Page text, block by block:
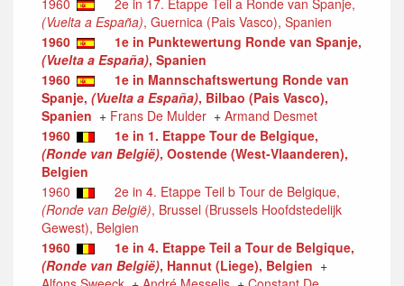
(Vuelta a España), Guernica (Pais Vasco), Spanien
1960
1e in Punktewertung Ronde van Spanje,
(Vuelta a España), Spanien
1960
1e in Mannschaftswertung Ronde van
Spanje, (Vuelta a España), Bilbao (Pais Vasco),
Spanien + Frans De Mulder + Armand Desmet
1960
1e in 1. Etappe Tour de Belgique,
(Ronde van België), Oostende (West-Vlaanderen),
Belgien
1960
2e in 4. Etappe Teil b Tour de Belgique,
(Ronde van België), Brussel (Brussels Hoofdstedelijk
Gewest), Belgien
1960
1e in 4. Etappe Teil a Tour de Belgique,
(Ronde van België), Hannut (Liege), Belgien +